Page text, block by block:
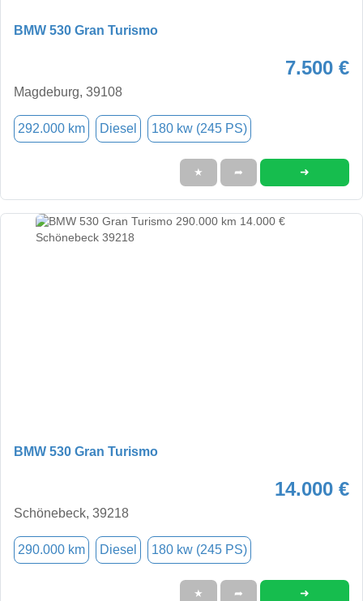
BMW 530 Gran Turismo
7.500 €
Magdeburg, 39108
292.000 km Diesel 180 kw (245 PS)
★ ➦ ➜
BMW 530 Gran Turismo
14.000 €
Schönebeck, 39218
290.000 km Diesel 180 kw (245 PS)
★ ➦ ➜